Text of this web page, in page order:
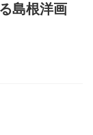
島根洋画